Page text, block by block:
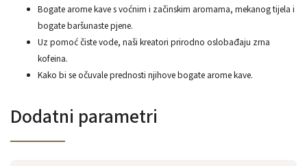
Bogate arome kave s voćnim i začinskim aromama, mekanog tijela i
bogate baršunaste pjene.
Uz pomoć čiste vode, naši kreatori prirodno oslobađaju zrna
kofeina.
Kako bi se očuvale prednosti njihove bogate arome kave.
Dodatni parametri